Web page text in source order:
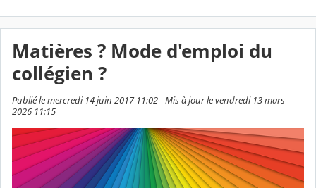
Matières ? Mode d'emploi du
collégien ?
Publié le mercredi 14 juin 2017 11:02 - Mis à jour le vendredi 13 mars
2026 11:15